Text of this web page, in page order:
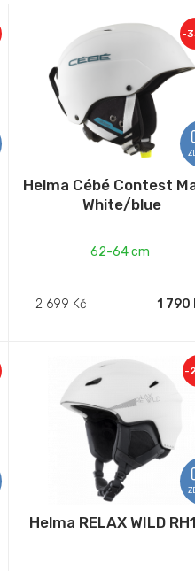
-
Helma Cébé Contest
White/blue
62-64 cm
2 699 Kč 1 790
-
Helma RELAX WILD